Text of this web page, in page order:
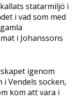
statarmiljö i
i vad som med
i Johanssons
igenom
Vendels socken,
kom att vara i